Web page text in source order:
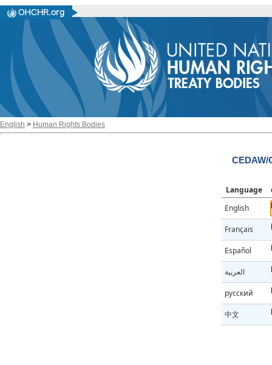
English > Human Rights Bodies
CEDAW/
Language
English
Français
Español
العربية
русский
中文